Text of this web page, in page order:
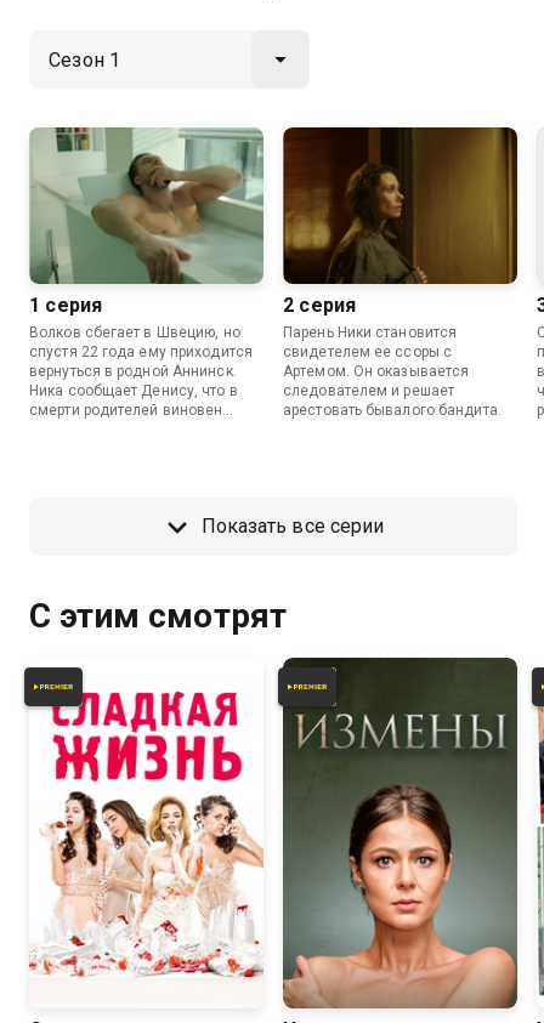
1 серия
Волков сбегает в Швецию, но
спустя 22 года ему приходится
вернуться в родной Аннинск.
Ника сообщает Денису, что в
смерти родителей виновен
2 серия
Парень Ники становится
свидетелем ее ссоры с
Артемом. Он оказывается
следователем и решает
арестовать бывалого бандита.
Показать все серии
С этим смотрят
7.8 7.0 8.0 7.2